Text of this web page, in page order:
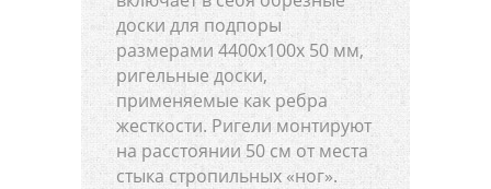
доски для подпоры
размерами 4400x100x 50 мм,
ригельные доски,
применяемые как ребра
жесткости. Ригели монтируют
на расстоянии 50 см от места
стыка стропильных «ног».